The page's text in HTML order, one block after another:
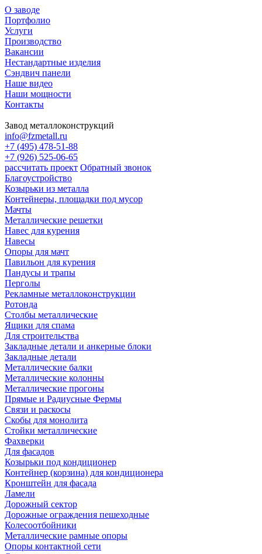
О заводе
Портфолио
Услуги
Производство
Вакансии
Нестандартные изделия
Сэндвич панели
Наше видео
Наши мощности
Контакты
Завод металлоконструкций
info@fzmetall.ru
+7 (495) 478-51-88
+7 (926) 525-06-65
рассчитать проект Обратный звонок
Благоустройство
Козырьки из металла
Контейнеры, площадки под мусор
Мачты
Металлические решетки
Навес для курения
Навесы
Опоры для мачт
Павильон для курения
Пандусы и трапы
Перголы
Рекламные металлоконструкции
Ротонда
Столбы металлические
Ящики для спама
Для строительства
Закладные детали и анкерные блоки
Закладные детали
Металлические балки
Металлические колонны
Металлические прогоны
Прямые и Радиусные Фермы
Связи и раскосы
Скобы для монолита
Стойки металлические
Фахверки
Для фасадов
Козырьки под кондиционер
Контейнер (корзина) для кондиционера
Кронштейн для фасада
Ламели
Дорожный сектор
Дорожные ограждения пешеходные
Колесоотбойники
Металлические рамные опоры
Опоры контактной сети